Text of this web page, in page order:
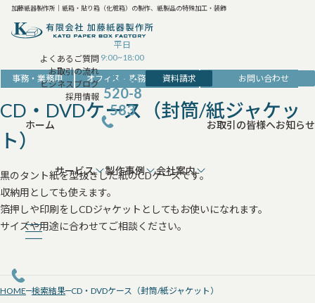
加藤紙器製作所｜紙箱・貼り箱（化粧箱）の製作、紙製品の特殊加工・装飾
よくあるご質問
お取引の流れ
ビジネスブログ
採用情報
平日
9:00~18:00
042-
520-8
583
資料請求 お問い合わせ
ホーム
サービス 製作事例 会社案内
お取引の皆様へお知らせ
事務・業務用 オフィス・事務・収納用品 メディア・出版向け
CD・DVDケース（封筒/紙ジャケッ
ト）
黒のタント紙を型抜きした紙のCDケースです。
収納用としても使えます。
箔押しや印刷をしCDジャケットとしてもお使いになれます。
サイズや用途に合わせてご相談ください。
HOME 検索結果 CD・DVDケース（封筒/紙ジャケット）